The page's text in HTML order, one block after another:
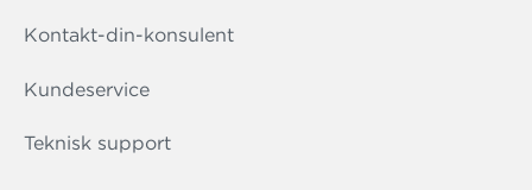
Kontakt-din-konsulent
Kundeservice
Teknisk support